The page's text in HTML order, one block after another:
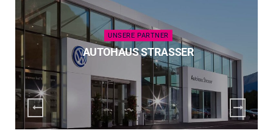
UNSERE PARTNER
AUTOHAUS STRASSER